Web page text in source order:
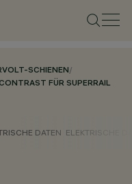
SCHIENEN/
FÜR SUPERRAIL
DATEN ELEKTRISCHE